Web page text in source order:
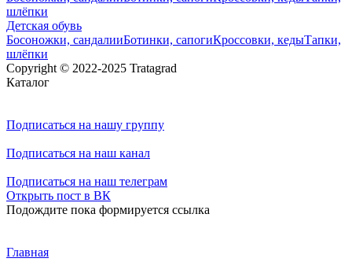
шлёпки
Детская обувь
Босоножки, сандалииБотинки, сапогиКроссовки, кедыТапки,
шлёпки
Copyright © 2022-2025 Tratagrad
Каталог
Подписаться на нашу группу
Подписаться на наш канал
Подписаться на наш телеграм
Открыть пост в ВК
Подождите пока формируется ссылка
Главная